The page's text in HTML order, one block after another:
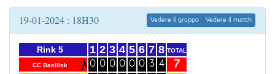
19-01-2024 : 18H30 Vedere il gruppo Vedere il match
Rink 5
CC Basilisk
1
0
2
0
3
0
4
0
5
0
6
0
7
3
8
4
TOTAL
7